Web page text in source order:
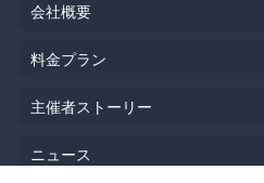
会社概要
料金プラン
主催者ストーリー
ニュース